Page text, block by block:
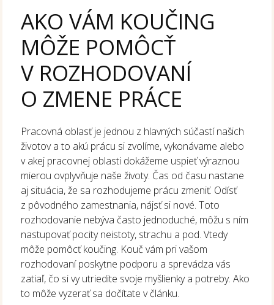
AKO VÁM KOUČING
MÔŽE POMÔCŤ
V ROZHODOVANÍ
O ZMENE PRÁCE
Pracovná oblasť je jednou z hlavných súčastí našich
životov a to akú prácu si zvolíme, vykonávame alebo
v akej pracovnej oblasti dokážeme uspieť výraznou
mierou ovplyvňuje naše životy. Čas od času nastane
aj situácia, že sa rozhodujeme prácu zmeniť. Odísť
z pôvodného zamestnania, nájsť si nové. Toto
rozhodovanie nebýva často jednoduché, môžu s ním
nastupovať pocity neistoty, strachu a pod. Vtedy
môže pomôcť koučing. Kouč vám pri vašom
rozhodovaní poskytne podporu a sprevádza vás
zatiaľ, čo si vy utriedite svoje myšlienky a potreby. Ako
to môže vyzerať sa dočítate v článku.